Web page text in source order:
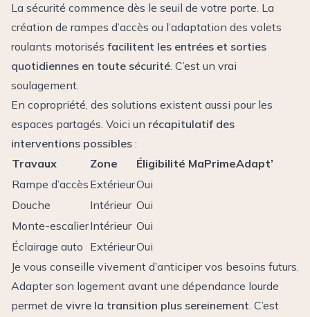
La sécurité commence dès le seuil de votre porte. La
création de rampes d’accès ou l’adaptation des volets
roulants motorisés facilitent les entrées et sorties
quotidiennes en toute sécurité. C’est un vrai
soulagement.
En copropriété, des solutions existent aussi pour les
espaces partagés. Voici un récapitulatif des
interventions possibles :
Travaux
Zone
Éligibilité MaPrimeAdapt’
Rampe d’accès ExtérieurOui
Douche
Intérieur Oui
Monte-escalierIntérieur Oui
Éclairage auto ExtérieurOui
Je vous conseille vivement d’anticiper vos besoins futurs.
Adapter son logement avant une dépendance lourde
permet de vivre la transition plus sereinement. C’est